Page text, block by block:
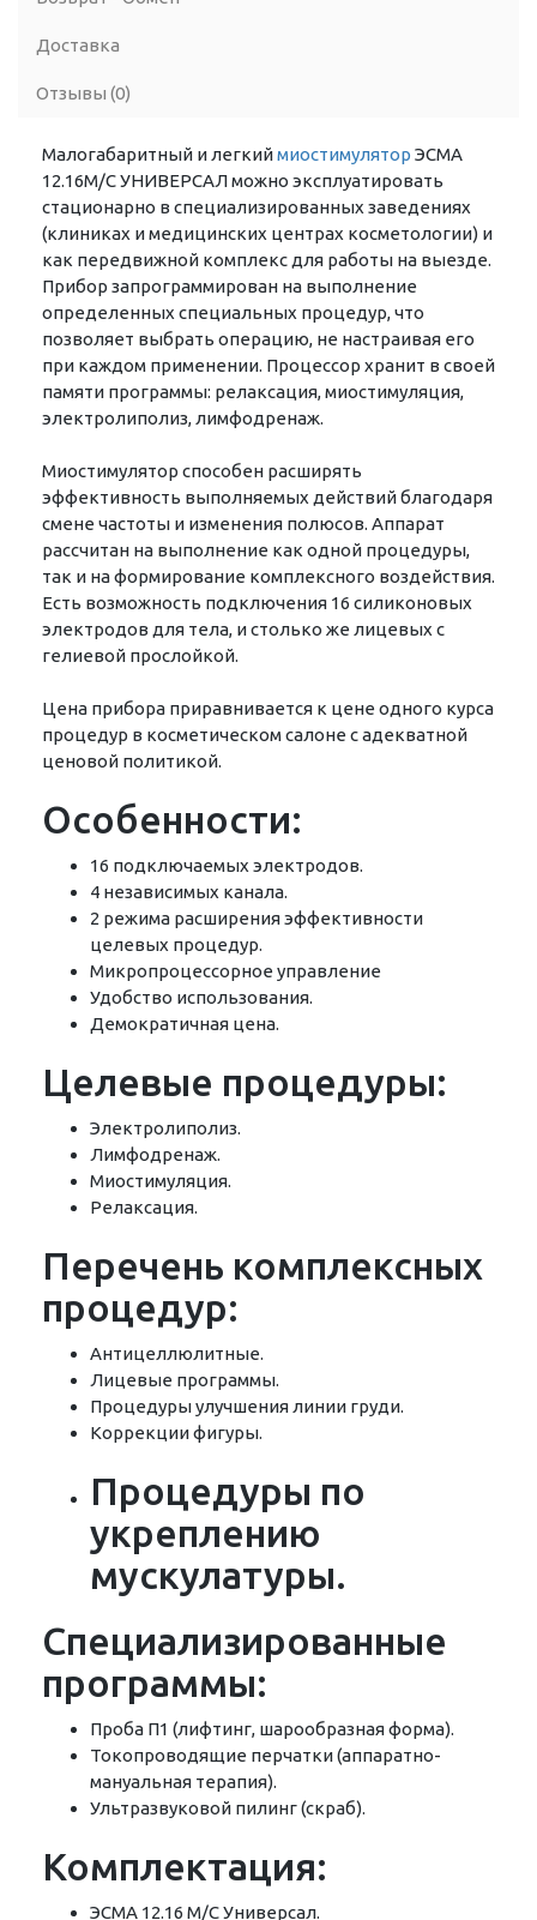
Доставка
Отзывы (0)
Малогабаритный и легкиймиостимулятор ЭСМА
12.16М/С УНИВЕРСАЛ можно эксплуатировать
стационарно в специализированных заведениях
(клиниках и медицинских центрах косметологии) и
как передвижной комплекс для работы на выезде.
Прибор запрограммирован на выполнение
определенных специальных процедур, что
позволяет выбрать операцию, не настраивая его
при каждом применении. Процессор хранит в своей
памяти программы: релаксация, миостимуляция,
электролиполиз, лимфодренаж.
Миостимулятор способен расширять
эффективность выполняемых действий благодаря
смене частоты и изменения полюсов. Аппарат
рассчитан на выполнение как одной процедуры,
так и на формирование комплексного воздействия.
Есть возможность подключения 16 силиконовых
электродов для тела, и столько же лицевых с
гелиевой прослойкой.
Цена прибора приравнивается к цене одного курса
процедур в косметическом салоне с адекватной
ценовой политикой.
Особенности:
16 подключаемых электродов.
4 независимых канала.
2 режима расширения эффективности
целевых процедур.
Микропроцессорное управление
Удобство использования.
Демократичная цена.
Целевые процедуры:
Электролиполиз.
Лимфодренаж.
Миостимуляция.
Релаксация.
Перечень комплексных
процедур:
Антицеллюлитные.
Лицевые программы.
Процедуры улучшения линии груди.
Коррекции фигуры.
Процедуры по
укреплению
мускулатуры.
Специализированные
программы:
Проба П1 (лифтинг, шарообразная форма).
Токопроводящие перчатки (аппаратно-
мануальная терапия).
Ультразвуковой пилинг (скраб).
Комплектация:
ЭСМА 12.16 М/C Универсал.